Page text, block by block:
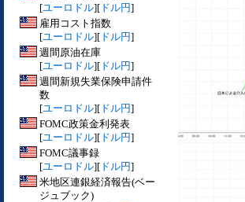
[ユーロドル][ ドル円]
雇用コスト指数
[ユーロドル][ ドル円]
週間原油在庫
[ユーロドル][ ドル円]
週間新規失業保険申請件
数
[ユーロドル][ ドル円]
FOMC政策金利発表
[ユーロドル][ ドル円]
FOMC議事録
[ユーロドル][ ドル円]
米地区連銀経済報告(ベー
ジュブック)